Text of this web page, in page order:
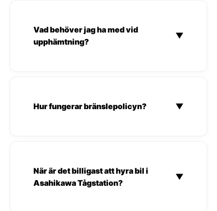
Vad behöver jag ha med vid
upphämtning?
▼
Hur fungerar bränslepolicyn? ▼
När är det billigast att hyra bil i
Asahikawa Tågstation?
▼